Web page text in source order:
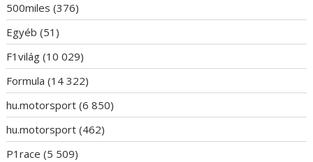
500miles (376)
Egyéb (51)
F1világ (10 029)
Formula (14 322)
hu.motorsport (6 850)
hu.motorsport (462)
P1race (5 509)